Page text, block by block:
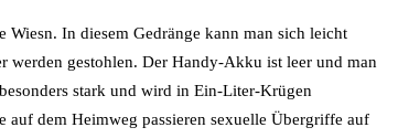
Wiesn. In diesem Gedränge kann man sich leicht
werden gestohlen. Der Handy-Akku ist leer und man
stark und wird in Ein-Liter-Krügen
auf dem Heimweg passieren sexuelle Übergriffe auf